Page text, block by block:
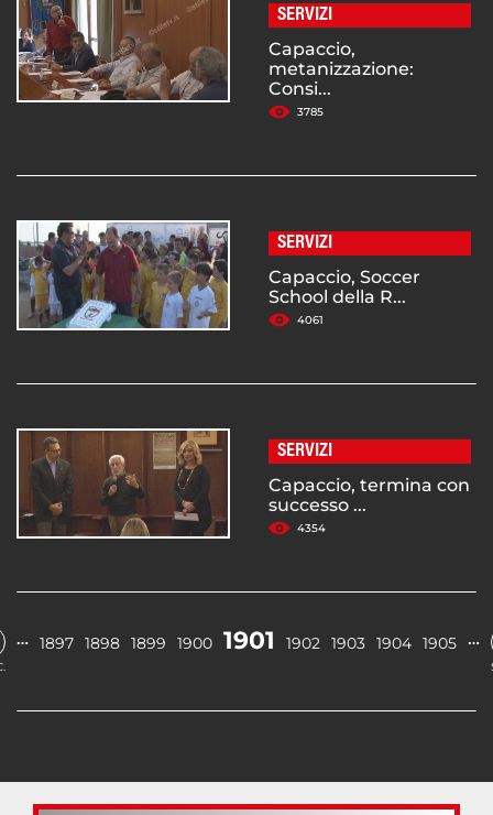
SERVIZI
Capaccio,
metanizzazione:
Consi...
3785
SERVIZI
Capaccio, Soccer
School della R...
4061
SERVIZI
Capaccio, termina con
successo ...
4354
… 1897 1898 1899 1900 1901 1902 1903 1904 1905 …